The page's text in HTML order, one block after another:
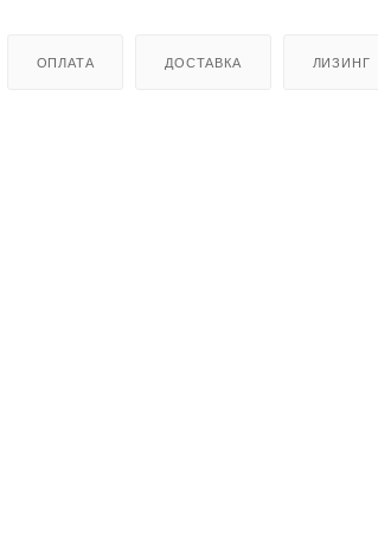
ОПЛАТА ДОСТАВКА ЛИЗИНГ